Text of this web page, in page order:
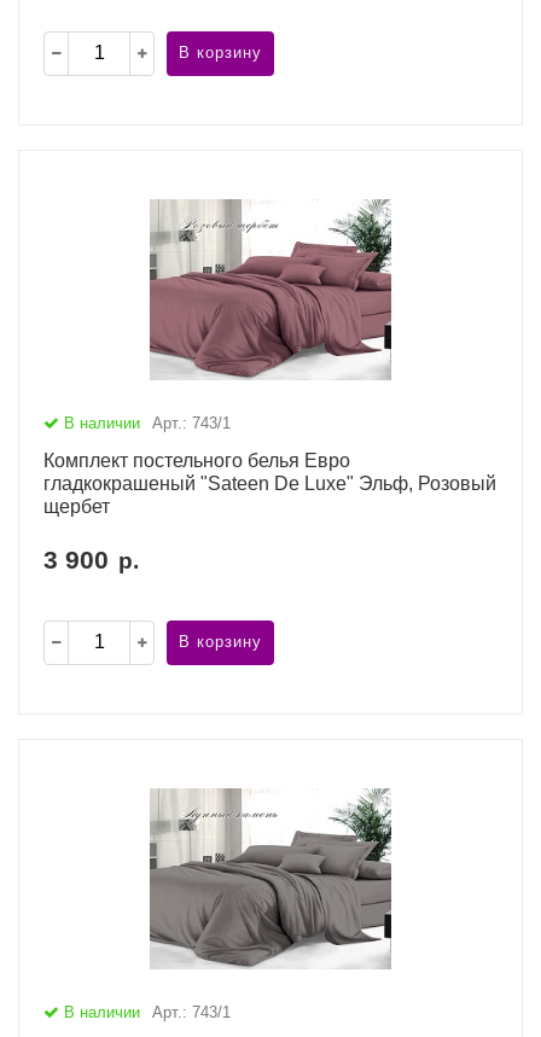
В корзину
В наличии Арт.: 743/1
Комплект постельного белья Евро
гладкокрашеный "Sateen De Luxe" Эльф, Розовый
щербет
3 900 р.
В корзину
В наличии Арт.: 743/1